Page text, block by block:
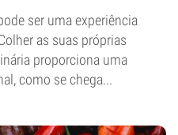
ser uma experiência
as suas próprias
proporciona uma
como se chega...